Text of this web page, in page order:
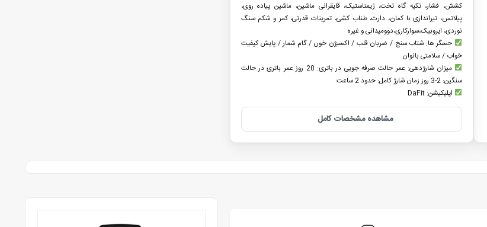
کشش، فشار، تکیه گاه تخت، ژیمناستیک، قایقرانی ماشین، ماشین پیاده روی،
پیلاتس، تیراندازی با کمان، دارت، طناب کشی، تمرینات قدرتی، کمر و شکم سنگ
نوردی، ایروبیک،سوارکاری،دوومیدانی و غیره
حسگر ها: شتاب سنج / ضربان قلب / اکسیژن خون / گام شمار / پایش کیفیت
خواب / سلامتی بانوان
میزان شارژدهی: عمر حالت صرفه جویی در باتری: 20 روز عمر باتری در حالت
سنگین: 2-3 روز زمان شارژ کامل: حدود 2 ساعت
اپلیکیشن: DaFit
مشاهده مشخصات کامل